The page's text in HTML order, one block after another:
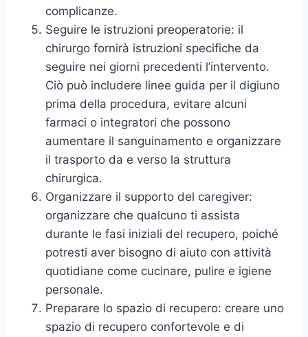
complicanze.
Seguire le istruzioni preoperatorie: il
chirurgo fornirà istruzioni specifiche da
seguire nei giorni precedenti l’intervento.
Ciò può includere linee guida per il digiuno
prima della procedura, evitare alcuni
farmaci o integratori che possono
aumentare il sanguinamento e organizzare
il trasporto da e verso la struttura
chirurgica.
Organizzare il supporto del caregiver:
organizzare che qualcuno ti assista
durante le fasi iniziali del recupero, poiché
potresti aver bisogno di aiuto con attività
quotidiane come cucinare, pulire e igiene
personale.
Preparare lo spazio di recupero: creare uno
spazio di recupero confortevole e di